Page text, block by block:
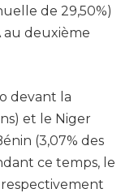
de 29,50%)
au deuxième
devant la
et le Niger
(3,07% des
ce temps, le